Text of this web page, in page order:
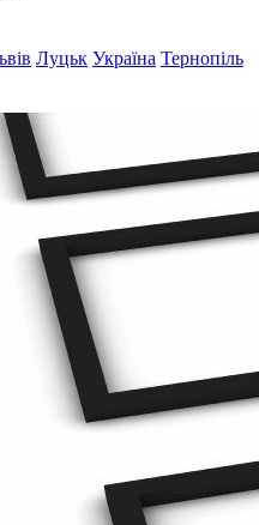
Луцьк Україна Тернопіль